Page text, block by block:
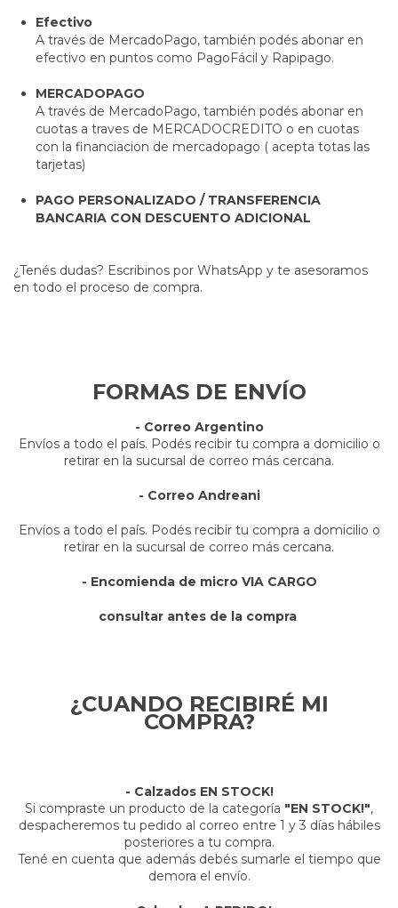
Efectivo
A través de MercadoPago, también podés abonar en
efectivo en puntos como PagoFácil y Rapipago.
MERCADOPAGO
A través de MercadoPago, también podés abonar en
cuotas a traves de MERCADOCREDITO o en cuotas
con la financiacion de mercadopago ( acepta totas las
tarjetas)
PAGO PERSONALIZADO / TRANSFERENCIA
BANCARIA CON DESCUENTO ADICIONAL
¿Tenés dudas? Escribinos por WhatsApp y te asesoramos
en todo el proceso de compra.
FORMAS DE ENVÍO
- Correo Argentino
Envíos a todo el país. Podés recibir tu compra a domicilio o
retirar en la sucursal de correo más cercana.
- Correo Andreani
Envíos a todo el país. Podés recibir tu compra a domicilio o
retirar en la sucursal de correo más cercana.
- Encomienda de micro VIA CARGO
consultar antes de la compra
¿CUANDO RECIBIRÉ MI
COMPRA?
- Calzados EN STOCK!
Si compraste un producto de la categoría "EN STOCK!",
despacheremos tu pedido al correo entre 1 y 3 días hábiles
posteriores a tu compra.
Tené en cuenta que además debés sumarle el tiempo que
demora el envío.